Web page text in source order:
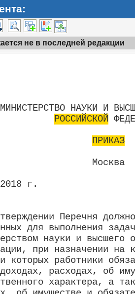
не в последней редакции